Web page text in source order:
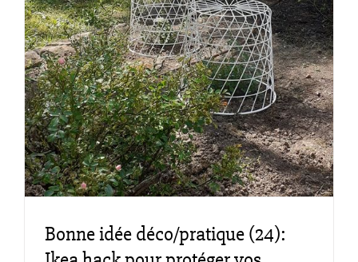
Bonne idée déco/pratique (24):